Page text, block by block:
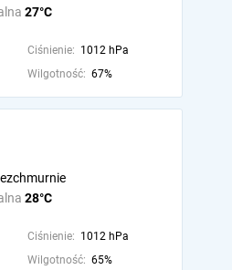
27°C
Ciśnienie: 1012 hPa
Wilgotność: 67%
28°C
Ciśnienie: 1012 hPa
Wilgotność: 65%